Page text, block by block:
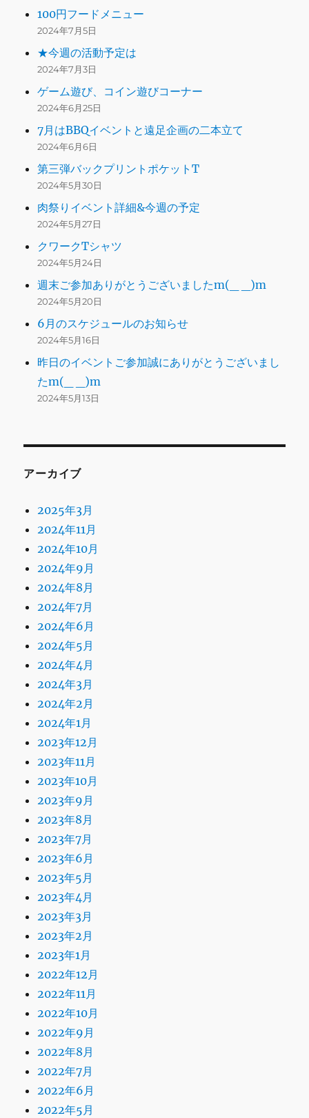
100円フードメニュー
2024年7月5日
★今週の活動予定は
2024年7月3日
ゲーム遊び、コイン遊びコーナー
2024年6月25日
7月はBBQイベントと遠足企画の二本立て
2024年6月6日
第三弾バックプリントポケットT
2024年5月30日
肉祭りイベント詳細&今週の予定
2024年5月27日
クワークTシャツ
2024年5月24日
週末ご参加ありがとうございましたm(_ _)m
2024年5月20日
6月のスケジュールのお知らせ
2024年5月16日
昨日のイベントご参加誠にありがとうございまし
たm(_ _)m
2024年5月13日
アーカイブ
2025年3月
2024年11月
2024年10月
2024年9月
2024年8月
2024年7月
2024年6月
2024年5月
2024年4月
2024年3月
2024年2月
2024年1月
2023年12月
2023年11月
2023年10月
2023年9月
2023年8月
2023年7月
2023年6月
2023年5月
2023年4月
2023年3月
2023年2月
2023年1月
2022年12月
2022年11月
2022年10月
2022年9月
2022年8月
2022年7月
2022年6月
2022年5月